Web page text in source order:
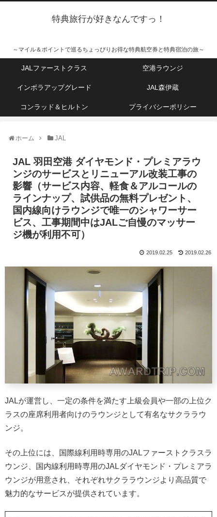
特典旅行が好きなんですっ！
～マイル＆ポイントで巡るちょっぴりお得な特典航空券と特典宿泊の旅～
JALファーストクラス 空港ラウンジ
インボラアップグレード JAL森伊蔵
コンラッド＆ヒルトン プライバシーポリシー
ホーム JAL
JAL 羽田空港 ダイヤモンド・プレミアラウ
ンジのサービスとリニューアル改装工事の
影響（サービス内容、軽食＆アルコールの
ラインナップ、試供品の無料プレゼント、
国内線向けラウンジで唯一のシャワーサー
ビス、工事期間中はJALご自慢のマッサー
ジ機が利用不可）
2019.02.26
2019.02.25
JALが運営し、一定の条件を満たす上級会員や一部の上位ク
ラスの座席利用者向けのラウンジとして有名なサクララウ
ンジ。
その上位には、国際線利用時専用のJALファーストクラスラ
ウンジ、国内線利用時専用のJALダイヤモンド・プレミアラ
ウンジが用意され、それぞれサクララウンジより高品質で
魅力的なサービスが提供されています。